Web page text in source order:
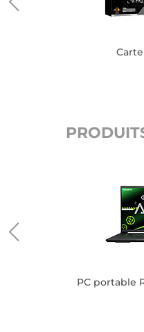
PC portable